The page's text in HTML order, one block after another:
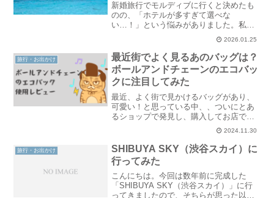
新婚旅行でモルディブに行くと決めたも
のの、「ホテルが多すぎて選べな
い…！」という悩みがありました。私た
ちは部屋のテイスト／食事のスタイル／
海の種類（ラグーン・外洋の海）／料金
を重視して選びました。本記事では、選
ぶ基準の参考を書いていき来ます..
2026.01.25
旅行・お出かけ
最近街でよく見るあのバッグは？
ボールアンドチェーンのエコバッ
クに注目してみた
最近、よく街で見かけるバッグがあり、
可愛い！と思っている中、、ついにとあ
るショップで発見し、購入してお店で一
目惚れしてしまったバッグがあります！
それは「Ball&Chain（ボールアンドチェ
ーン）」のバッグ！名前だけでは「？」
となる方もいる..
2024.11.30
旅行・お出かけ
SHIBUYA SKY（渋谷スカイ）に
行ってみた
こんにちは。今回は数年前に完成した
「SHIBUYA SKY（渋谷スカイ）」に行
ってきましたので、そちらが思った以上